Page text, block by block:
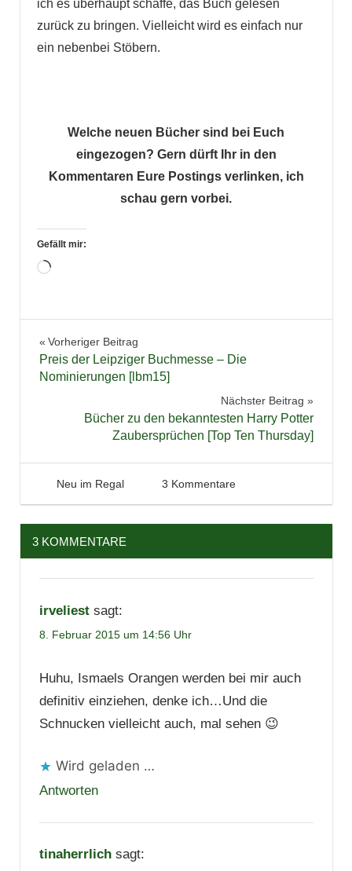
ich es überhaupt schaffe, das Buch gelesen
zurück zu bringen. Vielleicht wird es einfach nur
ein nebenbei Stöbern.
Welche neuen Bücher sind bei Euch
eingezogen? Gern dürft Ihr in den
Kommentaren Eure Postings verlinken, ich
schau gern vorbei.
Gefällt mir:
Wird
Beitragsnavigation
Vorheriger Beitrag
Preis der Leipziger Buchmesse – Die
Nominierungen [lbm15]
Nächster Beitrag
Bücher zu den bekanntesten Harry Potter
Zaubersprüchen [Top Ten Thursday]
8. Februar 2015
Tintenhain
Neu im Regal 3 Kommentare
3 KOMMENTARE
irveliest sagt:
8. Februar 2015 um 14:56 Uhr
Huhu, Ismaels Orangen werden bei mir auch
definitiv einziehen, denke ich…Und die
Schnucken vielleicht auch, mal sehen 😉
Wird geladen …
Antworten
tinaherrlich sagt: